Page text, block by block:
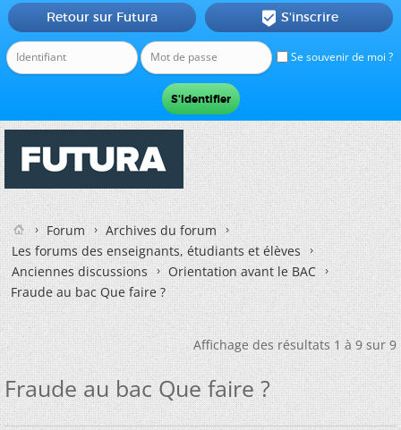
Se souvenir de moi ?
Retour sur Futura  S'inscrire
Forum
Archives du forum
Les forums des enseignants, étudiants et élèves
Anciennes discussions
Orientation avant le BAC
Fraude au bac Que faire ?
Affichage des résultats 1 à 9 sur 9
Fraude au bac Que faire ?